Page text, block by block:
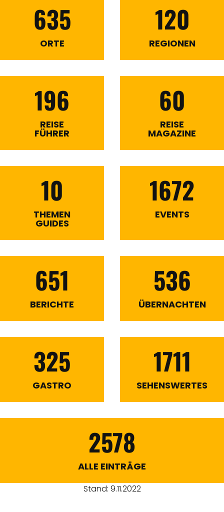
635
ORTE
120
REGIONEN
196
REISE
FÜHRER
60
REISE
MAGAZINE
10
THEMEN
GUIDES
1672
EVENTS
651
BERICHTE
536
ÜBERNACHTEN
325
GASTRO
1711
SEHENSWERTES
2578
ALLE EINTRÄGE
Stand: 9.11.2022